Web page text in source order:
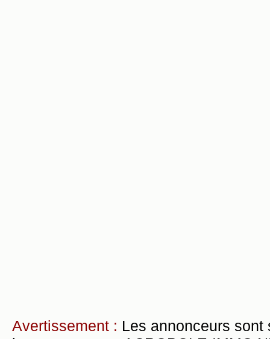
Avertissement : Les annonceurs